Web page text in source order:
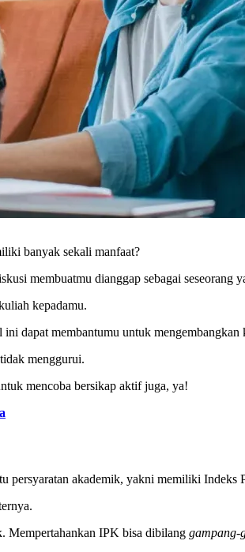
banyak sekali manfaat?
membuatmu dianggap sebagai seseorang
kepadamu.
dapat membantumu untuk
menggurui.
mencoba bersikap aktif juga, ya!
persyaratan akademik, yakni memiliki
Mempertahankan IPK bisa dibilang gampang-